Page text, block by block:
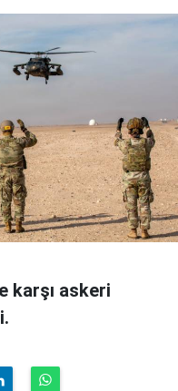
karşı askeri